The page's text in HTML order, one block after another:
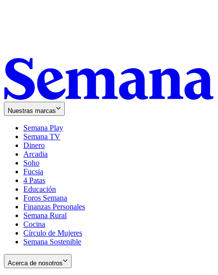
Nuestras marcas
Semana Play
Semana TV
Dinero
Arcadia
Soho
in
new
window
Fucsia
in
new
window
4 Patas
Educación
Foros Semana
Finanzas Personales
Semana Rural
Cocina
Círculo de Mujeres
Semana Sostenible
Acerca de nosotros